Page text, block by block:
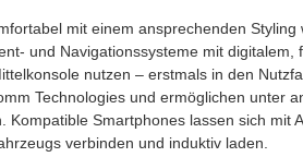
mit einem ansprechenden
und Navigationssysteme mit
nutzen – erstmals in den
Technologies und ermöglichen unter
Kompatible Smartphones lassen sich mit
verbinden und induktiv laden.